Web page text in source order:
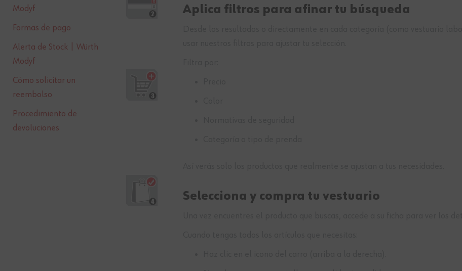
Modyf
Formas de pago
Alerta de Stock | Würth
Modyf
Cómo solicitar un
reembolso
Procedimiento de
devoluciones
Aplica filtros para afinar tu búsqueda
Selecciona y compra tu vestuario